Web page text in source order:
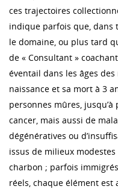
ces trajectoires
indique parfois que, dans
le domaine, ou plus tard
de « Consultant »
éventail dans les âges
naissance et sa mort à 3
personnes mûres,
cancer, mais aussi de
dégénératives ou
issus de milieux
charbon ; parfois
réels, chaque élément est